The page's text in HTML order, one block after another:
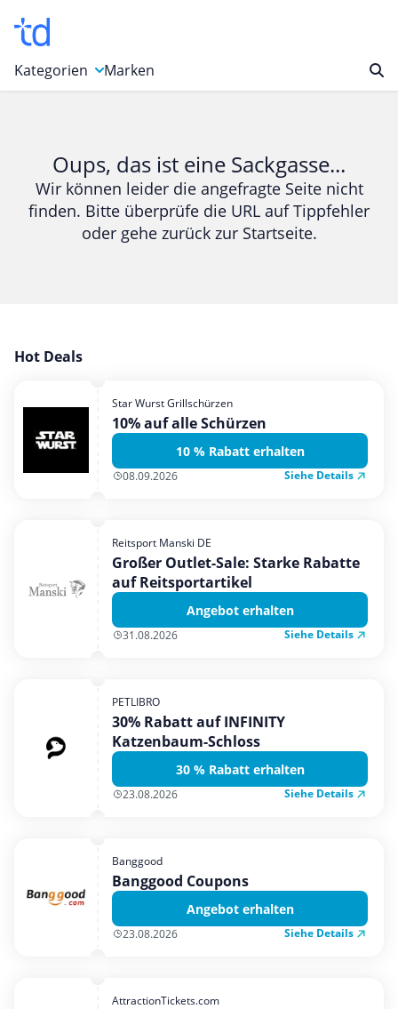
Kategorien
Bücher & Magazine
Computer & Elektronik
Entertainment & Media
Garten, Haushalt & Tiere
Mobilfunk & Internet
Mode & Accessoires
Shopping
Urlaub & Reise
Marken
Oups, das ist eine Sackgasse...
Wir können leider die angefragte Seite nicht
finden. Bitte überprüfe die URL auf Tippfehler
oder gehe zurück zur Startseite.
Hot Deals
Star Wurst Grillschürzen
10% auf alle Schürzen
10 % Rabatt erhalten
08.09.2026 Siehe Details
Reitsport Manski DE
Großer Outlet-Sale: Starke Rabatte
auf Reitsportartikel
Angebot erhalten
31.08.2026 Siehe Details
PETLIBRO
30% Rabatt auf INFINITY
Katzenbaum-Schloss
30 % Rabatt erhalten
23.08.2026 Siehe Details
Banggood
Banggood Coupons
Angebot erhalten
23.08.2026 Siehe Details
AttractionTickets.com